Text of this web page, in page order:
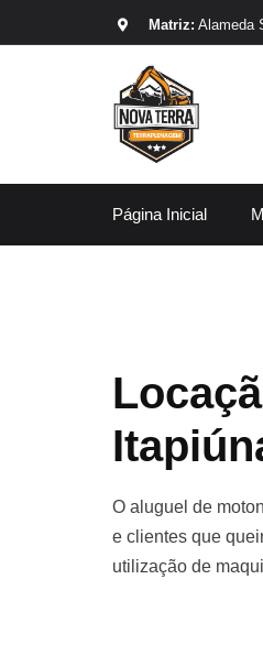
Matriz: Alameda
Página Inicial
O aluguel de
e clientes que
utilização de